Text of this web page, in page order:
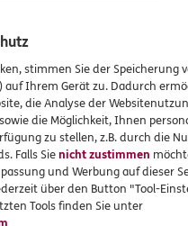
stimmen Sie der Speicherung
auf Ihrem Gerät zu. Dadurch
die Analyse der
die Möglichkeit, Ihnen
zu stellen, z.B. durch die
Falls Sienicht zustimmen
und Werbung auf dieser
über den Button "Tool-
Tools finden Sie unter